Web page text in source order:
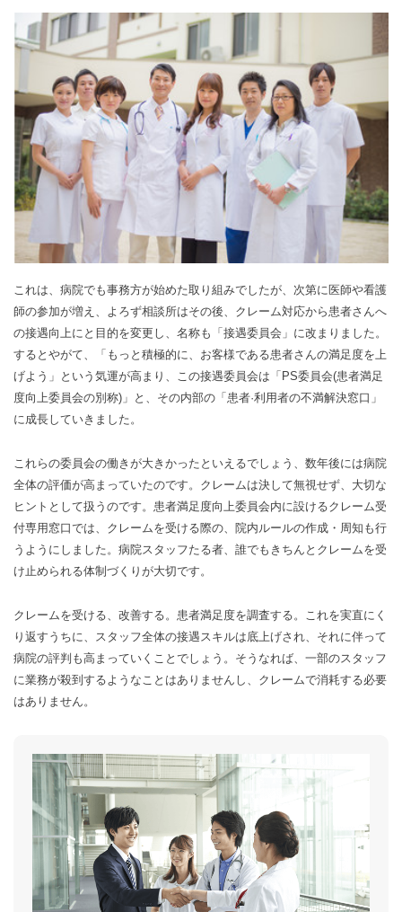
これは、病院でも事務方が始めた取り組みでしたが、次第に医師や看護
師の参加が増え、よろず相談所はその後、クレーム対応から患者さんへ
の接遇向上にと目的を変更し、名称も「接遇委員会」に改まりました。
するとやがて、「もっと積極的に、お客様である患者さんの満足度を上
げよう」という気運が高まり、この接遇委員会は「PS委員会(患者満足
度向上委員会の別称)」と、その内部の「患者·利用者の不満解決窓口」
に成長していきました。
これらの委員会の働きが大きかったといえるでしょう、数年後には病院
全体の評価が高まっていたのです。クレームは決して無視せず、大切な
ヒントとして扱うのです。患者満足度向上委員会内に設けるクレーム受
付専用窓口では、クレームを受ける際の、院内ルールの作成・周知も行
うようにしました。病院スタッフたる者、誰でもきちんとクレームを受
け止められる体制づくりが大切です。
クレームを受ける、改善する。患者満足度を調査する。これを実直にく
り返すうちに、スタッフ全体の接遇スキルは底上げされ、それに伴って
病院の評判も高まっていくことでしょう。そうなれば、一部のスタッフ
に業務が殺到するようなことはありませんし、クレームで消耗する必要
はありません。